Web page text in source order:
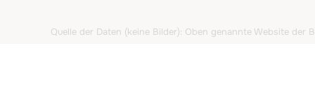
Quelle der Daten (keine Bilder): Oben genannte Website der